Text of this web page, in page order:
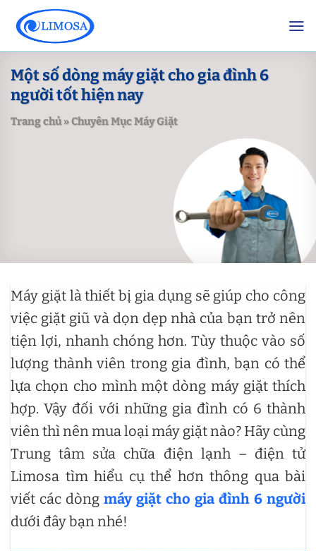
content
Một số dòng máy giặt cho gia đình 6
người tốt hiện nay
Trang chủ»Chuyên Mục Máy Giặt
Máy giặt là thiết bị gia dụng sẽ giúp cho công
việc giặt giũ và dọn dẹp nhà của bạn trở nên
tiện lợi, nhanh chóng hơn. Tùy thuộc vào số
lượng thành viên trong gia đình, bạn có thể
lựa chọn cho mình một dòng máy giặt thích
hợp. Vậy đối với những gia đình có 6 thành
viên thì nên mua loại máy giặt nào? Hãy cùng
Trung tâm sửa chữa điện lạnh – điện tử
Limosa tìm hiểu cụ thể hơn thông qua bài
viết các dòng máy giặt cho gia đình 6 người
dưới đây bạn nhé!